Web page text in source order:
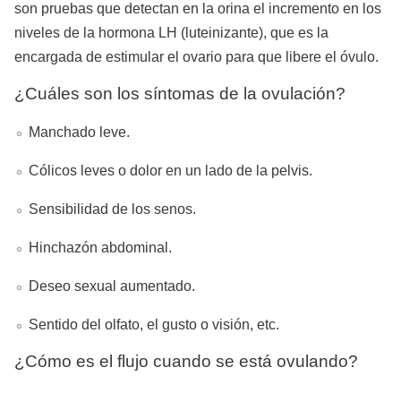
son pruebas que detectan en la orina el incremento en los
niveles de la hormona LH ( luteinizante), que es la
encargada de estimular el ovario para que libere el óvulo.
¿Cuáles son los síntomas de la ovulación?
Manchado leve.
Cólicos leves o dolor en un lado de la pelvis.
Sensibilidad de los senos.
Hinchazón abdominal.
Deseo sexual aumentado.
Sentido del olfato, el gusto o visión, etc.
¿Cómo es el flujo cuando se está ovulando?